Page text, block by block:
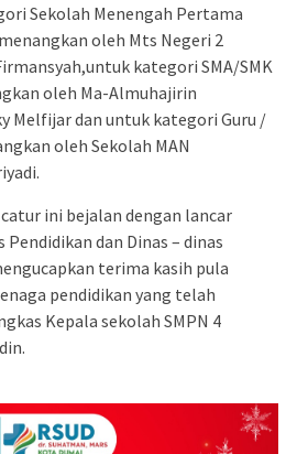
Sekolah Menengah Pertama
oleh Mts Negeri 2
kategori SMA/SMK
oleh Ma-Almuhajirin
Melfijar dan untuk kategori Guru /
oleh Sekolah MAN
ini bejalan dengan lancar
dan Dinas – dinas
terima kasih pula
pendidikan yang telah
Kepala sekolah SMPN 4